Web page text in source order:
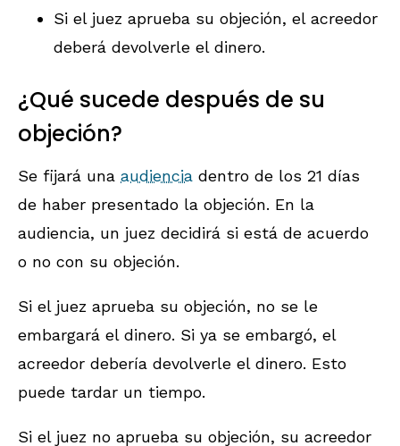
Si el juez aprueba su objeción, el acreedor
deberá devolverle el dinero.
¿Qué sucede después de su
objeción?
Se fijará una audiencia dentro de los 21 días
de haber presentado la objeción. En la
audiencia, un juez decidirá si está de acuerdo
o no con su objeción.
Si el juez aprueba su objeción, no se le
embargará el dinero. Si ya se embargó, el
acreedor debería devolverle el dinero. Esto
puede tardar un tiempo.
Si el juez no aprueba su objeción, su acreedor